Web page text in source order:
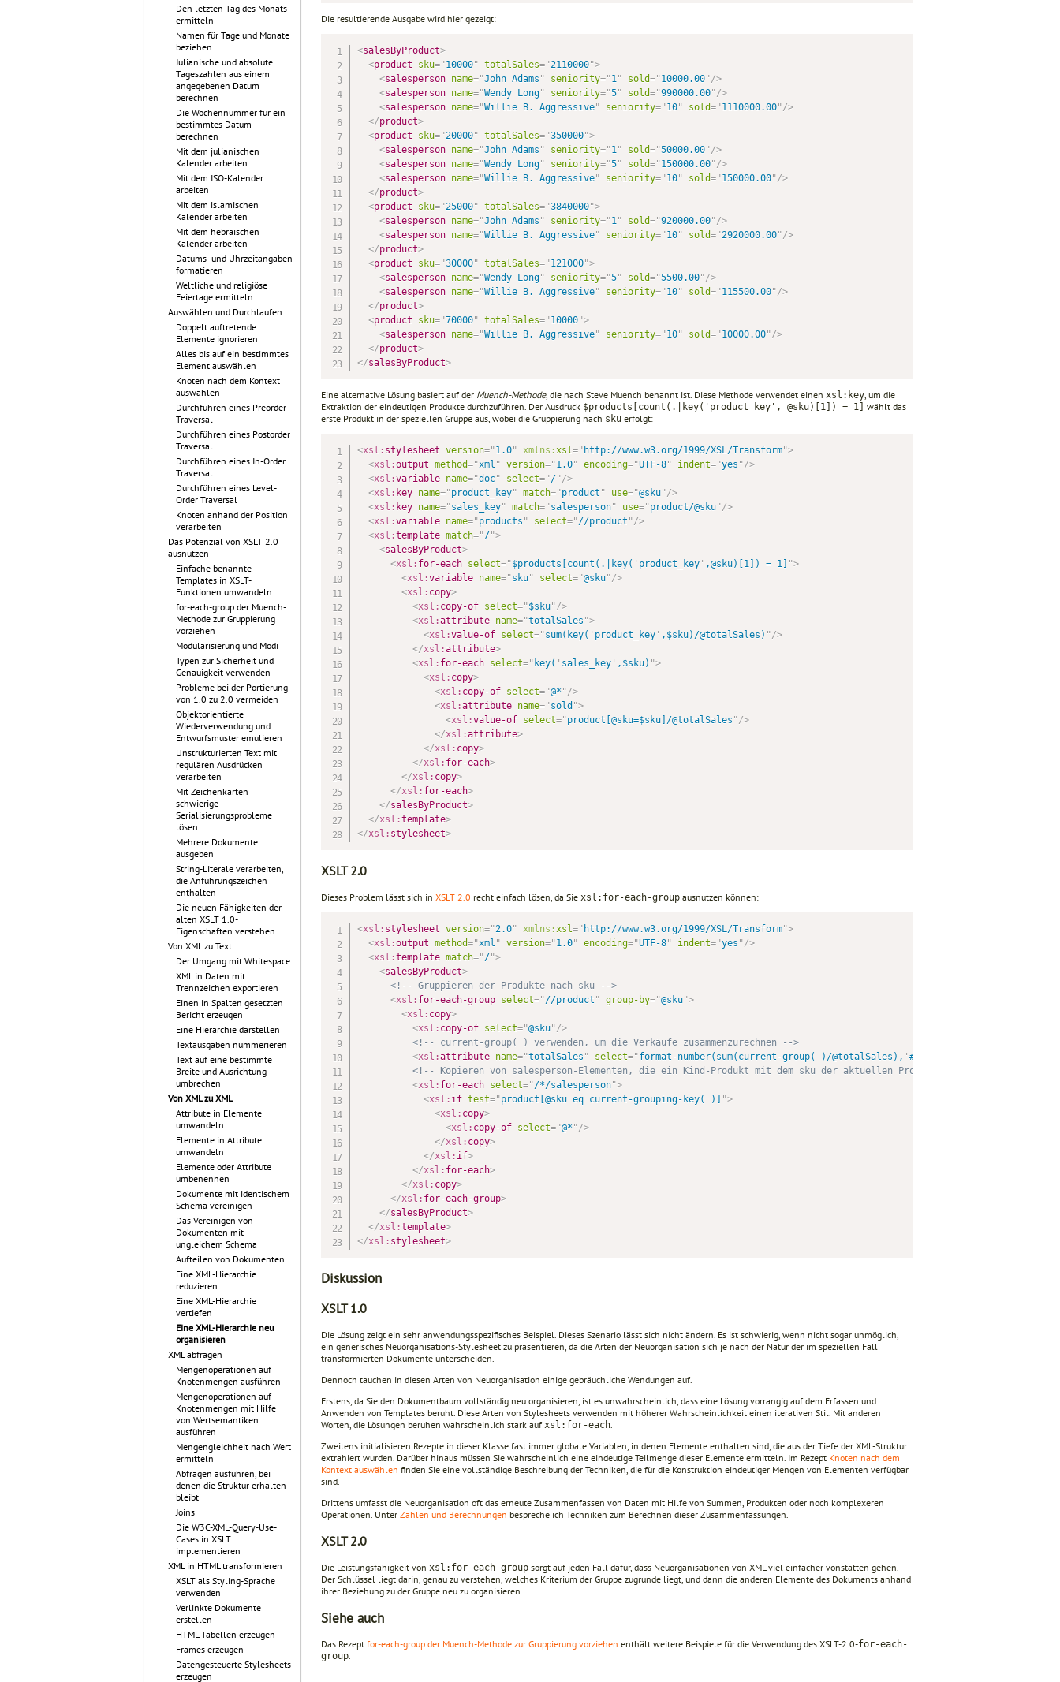
Den letzten Tag des Monats
ermitteln
Namen für Tage und Monate
beziehen
Julianische und absolute
Tageszahlen aus einem
angegebenen Datum
berechnen
Die Wochennummer für ein
bestimmtes Datum
berechnen
Mit dem julianischen
Kalender arbeiten
Mit dem ISO-Kalender
arbeiten
Mit dem islamischen
Kalender arbeiten
Mit dem hebräischen
Kalender arbeiten
Datums- und Uhrzeitangaben
formatieren
Weltliche und religiöse
Feiertage ermitteln
Auswählen und Durchlaufen
Doppelt auftretende
Elemente ignorieren
Alles bis auf ein bestimmtes
Element auswählen
Knoten nach dem Kontext
auswählen
Durchführen eines Preorder
Traversal
Durchführen eines Postorder
Traversal
Durchführen eines In-Order
Traversal
Durchführen eines Level-
Order Traversal
Knoten anhand der Position
verarbeiten
Das Potenzial von XSLT 2.0
ausnutzen
Einfache benannte
Templates in XSLT-
Funktionen umwandeln
for-each-group der Muench-
Methode zur Gruppierung
vorziehen
Modularisierung und Modi
Typen zur Sicherheit und
Genauigkeit verwenden
Probleme bei der Portierung
von 1.0 zu 2.0 vermeiden
Objektorientierte
Wiederverwendung und
Entwurfsmuster emulieren
Unstrukturierten Text mit
regulären Ausdrücken
verarbeiten
Mit Zeichenkarten
schwierige
Serialisierungsprobleme
lösen
Mehrere Dokumente
ausgeben
String-Literale verarbeiten,
die Anführungszeichen
enthalten
Die neuen Fähigkeiten der
alten XSLT 1.0-
Eigenschaften verstehen
Von XML zu Text
Der Umgang mit Whitespace
XML in Daten mit
Trennzeichen exportieren
Einen in Spalten gesetzten
Bericht erzeugen
Eine Hierarchie darstellen
Textausgaben nummerieren
Text auf eine bestimmte
Breite und Ausrichtung
umbrechen
Von XML zu XML
Attribute in Elemente
umwandeln
Elemente in Attribute
umwandeln
Elemente oder Attribute
umbenennen
Dokumente mit identischem
Schema vereinigen
Das Vereinigen von
Dokumenten mit
ungleichem Schema
Aufteilen von Dokumenten
Eine XML-Hierarchie
reduzieren
Eine XML-Hierarchie
vertiefen
Eine XML-Hierarchie neu
organisieren
XML abfragen
Mengenoperationen auf
Knotenmengen ausführen
Mengenoperationen auf
Knotenmengen mit Hilfe
von Wertsemantiken
ausführen
Mengengleichheit nach Wert
ermitteln
Abfragen ausführen, bei
denen die Struktur erhalten
bleibt
Joins
Die W3C-XML-Query-Use-
Cases in XSLT
implementieren
XML in HTML transformieren
XSLT als Styling-Sprache
verwenden
Verlinkte Dokumente
erstellen
HTML-Tabellen erzeugen
Frames erzeugen
Datengesteuerte Stylesheets
erzeugen
Die resultierende Ausgabe wird hier gezeigt:
<salesByProduct>
<product sku="10000" totalSales="2110000">
<salesperson name="John Adams " seniority="1 " sold="10000.00"/>
<salesperson name="Wendy Long" seniority="5" sold="990000.00"/>
<salesperson name="Willie B. Aggressive" seniority="10" sold="1110000.00"/>
</product>
<product sku="20000" totalSales="350000">
<salesperson name="John Adams " seniority="1 " sold="50000.00"/>
<salesperson name="Wendy Long" seniority="5" sold="150000.00"/>
<salesperson name="Willie B. Aggressive" seniority="10" sold="150000.00"/>
</product>
<product sku="25000" totalSales="3840000">
<salesperson name="John Adams " seniority="1 " sold="920000.00"/>
<salesperson name="Willie B. Aggressive" seniority="10" sold="2920000.00"/>
</product>
<product sku="30000" totalSales="121000">
<salesperson name="Wendy Long" seniority="5" sold="5500.00"/>
<salesperson name="Willie B. Aggressive" seniority="10" sold="115500.00"/>
</product>
<product sku="70000" totalSales="10000">
<salesperson name="Willie B. Aggressive" seniority="10" sold="10000.00"/>
</product>
</salesByProduct>
Eine alternative Lösung basiert auf der Muench-Methode, die nach Steve Muench benannt ist. Diese Methode verwendet einen xsl:key , um die
Extraktion der eindeutigen Produkte durchzuführen. Der Ausdruck $products[count(.|key('product_key', @sku)[1]) = 1] wählt das
erste Produkt in der speziellen Gruppe aus, wobei die Gruppierung nach sku erfolgt:
<xsl: stylesheet version="1.0" xmlns: xsl=" http://www.w3.org/1999/XSL/Transform">
<xsl:output method="xml " version="1.0" encoding="UTF-8" indent="yes "/>
<xsl:variable name="doc" select="/"/>
<xsl: key name="product_key" match="product " use="@sku"/>
<xsl: key name="sales_key" match="salesperson" use="product/@sku"/>
<xsl:variable name="products " select="//product "/>
<xsl:template match="/">
<salesByProduct>
<xsl: for-each select="$products[count(.|key( ' product_key' ,@sku)[1]) = 1] ">
<xsl:variable name="sku" select="@sku"/>
<xsl: copy>
<xsl: copy-of select="$sku"/>
<xsl:attribute name="totalSales ">
<xsl:value-of select="sum(key( ' product_key' ,$sku)/@totalSales) "/>
</xsl:attribute>
<xsl: for-each select=" key( ' sales_key' ,$sku) ">
<xsl: copy>
<xsl: copy-of select="@* "/>
<xsl:attribute name="sold ">
<xsl:value-of select="product[@sku=$sku]/@totalSales "/>
</xsl:attribute>
</xsl: copy>
</xsl: for-each>
</xsl: copy>
</xsl: for-each>
</salesByProduct>
</xsl:template>
</xsl: stylesheet>
XSLT 2.0
Dieses Problem lässt sich in XSLT 2.0 recht einfach lösen, da Sie xsl:for-each-group ausnutzen können:
<xsl: stylesheet version="2.0" xmlns:xsl=" http://www.w3.org/1999/XSL/Transform">
<xsl:output method="xml " version="1.0" encoding="UTF-8" indent="yes "/>
<xsl:template match="/">
<salesByProduct>
<!-- Gruppieren der Produkte nach sku -->
<xsl: for-each-group select="//product " group-by="@sku">
<xsl: copy>
<xsl: copy-of select="@sku"/>
<!-- current-group( ) verwenden, um die Verkäufe zusammenzurechnen -->
<xsl:attribute name="totalSales " select="format-number(sum(current-group( )/@totalSales), ' #
<!-- Kopieren von salesperson-Elementen, die ein Kind-Produkt mit dem sku der aktuellen Produktgruppe enthalten -->
<xsl: for-each select="/*/salesperson">
<xsl: if test="product[@sku eq current-grouping-key( )] ">
<xsl: copy>
<xsl: copy-of select="@* "/>
</xsl: copy>
</xsl: if>
</xsl: for-each>
</xsl: copy>
</xsl: for-each-group>
</salesByProduct>
</xsl:template>
</xsl: stylesheet>
Diskussion
XSLT 1.0
Die Lösung zeigt ein sehr anwendungsspezifisches Beispiel. Dieses Szenario lässt sich nicht ändern. Es ist schwierig, wenn nicht sogar unmöglich,
ein generisches Neuorganisations-Stylesheet zu präsentieren, da die Arten der Neuorganisation sich je nach der Natur der im speziellen Fall
transformierten Dokumente unterscheiden.
Dennoch tauchen in diesen Arten von Neuorganisation einige gebräuchliche Wendungen auf.
Erstens, da Sie den Dokumentbaum vollständig neu organisieren, ist es unwahrscheinlich, dass eine Lösung vorrangig auf dem Erfassen und
Anwenden von Templates beruht. Diese Arten von Stylesheets verwenden mit höherer Wahrscheinlichkeit einen iterativen Stil. Mit anderen
Worten, die Lösungen beruhen wahrscheinlich stark auf xsl:for-each
Zweitens initialisieren Rezepte in dieser Klasse fast immer globale Variablen, in denen Elemente enthalten sind, die aus der Tiefe der XML-Struktur
extrahiert wurden. Darüber hinaus müssen Sie wahrscheinlich eine eindeutige Teilmenge dieser Elemente ermitteln. Im Rezept Knoten nach dem
Kontext auswählen finden Sie eine vollständige Beschreibung der Techniken, die für die Konstruktion eindeutiger Mengen von Elementen verfügbar
sind.
Drittens umfasst die Neuorganisation oft das erneute Zusammenfassen von Daten mit Hilfe von Summen, Produkten oder noch komplexeren
Operationen. Unter Zahlen und Berechnungen bespreche ich Techniken zum Berechnen dieser Zusammenfassungen.
XSLT 2.0
Die Leistungsfähigkeit von xsl:for-each-group sorgt auf jeden Fall dafür, dass Neuorganisationen von XML viel einfacher vonstatten gehen.
Der Schlüssel liegt darin, genau zu verstehen, welches Kriterium der Gruppe zugrunde liegt, und dann die anderen Elemente des Dokuments anhand
ihrer Beziehung zu der Gruppe neu zu organisieren.
Siehe auch
Das Rezept for-each-group der Muench-Methode zur Gruppierung vorziehen enthält weitere Beispiele für die Verwendung des XSLT-2.0-for-each-
group.